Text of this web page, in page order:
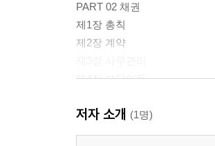
PART 02 채권
제1장 총칙
제2장 계약
제4장 부당이득
PART 03 물권
저자 소개 (1명)